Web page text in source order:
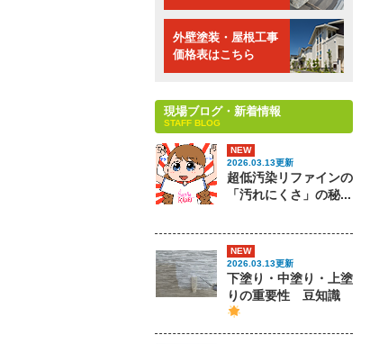
外壁塗装・屋根工事
価格表はこちら
現場ブログ・新着情報
STAFF BLOG
NEW
2026.03.13更新
超低汚染リファインの
「汚れにくさ」の秘...
NEW
2026.03.13更新
下塗り・中塗り・上塗
りの重要性 豆知識